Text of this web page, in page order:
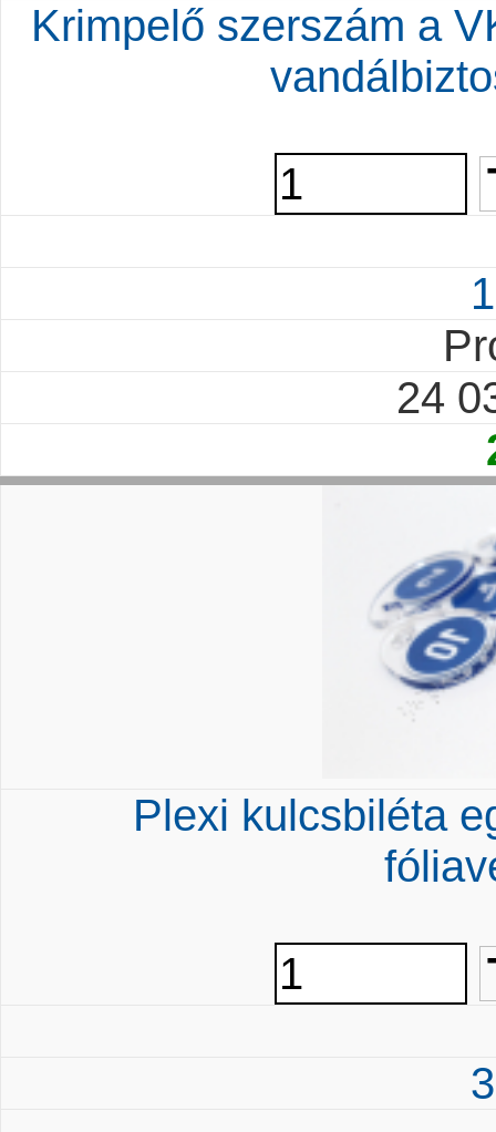
Krimpelő szerszám a
24
Plexi kulcsbiléta